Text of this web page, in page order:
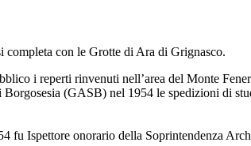
completa con le Grotte di Ara di Grignasco.
i reperti rinvenuti nell’area del Monte
(GASB) nel 1954 le spedizioni di
fu Ispettore onorario della Soprintendenza